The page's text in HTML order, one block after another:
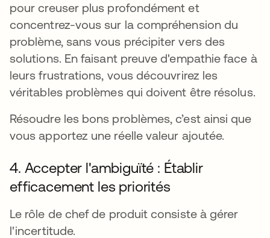
pour creuser plus profondément et
concentrez-vous sur la compréhension du
problème, sans vous précipiter vers des
solutions. En faisant preuve d'empathie face à
leurs frustrations, vous découvrirez les
véritables problèmes qui doivent être résolus.
Résoudre les bons problèmes, c’est ainsi que
vous apportez une réelle valeur ajoutée.
4. Accepter l'ambiguïté : Établir
efficacement les priorités
Le rôle de chef de produit consiste à gérer
l'incertitude.